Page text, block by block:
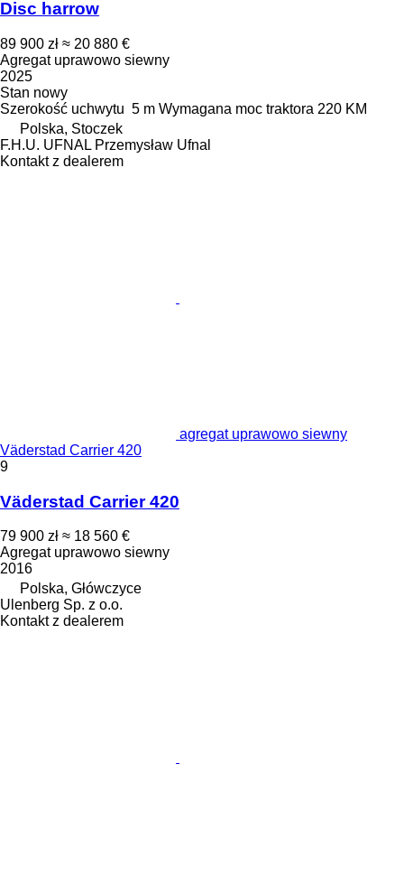
Disc harrow
89 900 zł ≈ 20 880 €
Agregat uprawowo siewny
2025
Stan nowy
Szerokość uchwytu 5 m Wymagana moc traktora 220 KM
Polska, Stoczek
F.H.U. UFNAL Przemysław Ufnal
Kontakt z dealerem
agregat uprawowo siewny
Väderstad Carrier 420
9
Väderstad Carrier 420
79 900 zł ≈ 18 560 €
Agregat uprawowo siewny
2016
Polska, Główczyce
Ulenberg Sp. z o.o.
Kontakt z dealerem